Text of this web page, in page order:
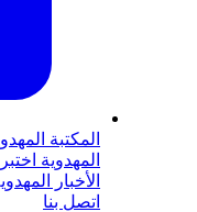
المهدويةوسائط
اختبر معلوماتك
المهدويةالمسابقات